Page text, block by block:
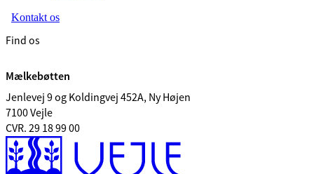
Kontakt os
Find os
Mælkebøtten
Jenlevej 9 og Koldingvej 452A, Ny Højen
7100 Vejle
CVR. 29 18 99 00